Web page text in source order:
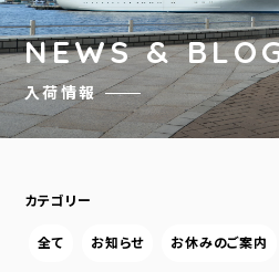
NEWS &
入荷情報
カテゴリー
全て お知らせ お休みのご案内